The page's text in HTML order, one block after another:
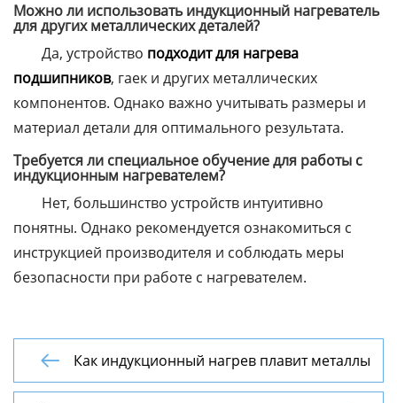
Можно ли использовать индукционный нагреватель
для других металлических деталей?
Да, устройство подходит для нагрева
подшипников, гаек и других металлических
компонентов. Однако важно учитывать размеры и
материал детали для оптимального результата.
Требуется ли специальное обучение для работы с
индукционным нагревателем?
Нет, большинство устройств интуитивно
понятны. Однако рекомендуется ознакомиться с
инструкцией производителя и соблюдать меры
безопасности при работе с нагревателем.
 Как индукционный нагрев плавит металлы